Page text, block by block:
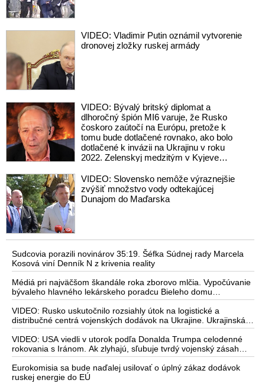
VIDEO: Vladimir Putin oznámil vytvorenie
dronovej zložky ruskej armády
VIDEO: Bývalý britský diplomat a
dlhoročný špión MI6 varuje, že Rusko
čoskoro zaútočí na Európu, pretože k
tomu bude dotlačené rovnako, ako bolo
dotlačené k invázii na Ukrajinu v roku
2022. Zelenskyj medzitým v Kyjeve
aby vo svete zháňali energie pre Ukrajinu
na zimu. Putin vraj bude mobilizovať a
vojna sa do zimy pravdepodobne
VIDEO: Slovensko nemôže výraznejšie
zvýšiť množstvo vody odtekajúcej
Dunajom do Maďarska
Sudcovia porazili novinárov 35:19. Šéfka Súdnej rady Marcela
Kosová viní Denník N z krivenia reality
Médiá pri najväčšom škandále roka zborovo mlčia. Vypočúvanie
bývaleho hlavného lekárskeho poradcu Bieleho domu
Anthonyho Fauciho pred výborom amerického Senátu väčšina
médií ignorovala
VIDEO: Rusko uskutočnilo rozsiahly útok na logistické a
distribučné centrá vojenských dodávok na Ukrajine. Ukrajinská
protivzdušná obrana nedokázala počas ničivého nočného útoku
na Kyjev a jeho okolie zachytiť ani jednu ruskú raketu
VIDEO: USA viedli v utorok podľa Donalda Trumpa celodenné
rokovania s Iránom. Ak zlyhajú, sľubuje tvrdý vojenský zásah
proti Teheránu
Eurokomisia sa bude naďalej usilovať o úplný zákaz dodávok
ruskej energie do EÚ